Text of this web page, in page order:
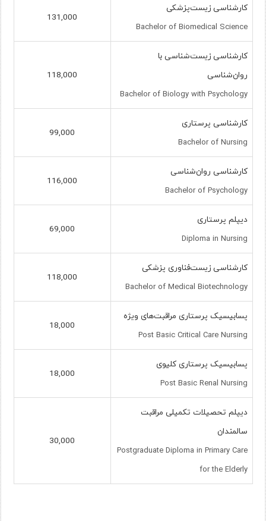
کارشناسی زیست‌پزشکی
Bachelor of Biomedical Science
131,000
کارشناسی زیست‌شناسی با
روان‌شناسی
Bachelor of Biology with Psychology
118,000
کارشناسی پرستاری
Bachelor of Nursing
99,000
کارشناسی روان‌شناسی
Bachelor of Psychology
116,000
دیپلم پرستاری
Diploma in Nursing
69,000
کارشناسی زیست‌فناوری پزشکی
Bachelor of Medical Biotechnology
118,000
پسابیسیک پرستاری مراقبت‌های ویژه
Post Basic Critical Care Nursing
18,000
پسابیسیک پرستاری کلیوی
Post Basic Renal Nursing
18,000
دیپلم تحصیلات تکمیلی مراقبت
سالمندان
Postgraduate Diploma in Primary Care
for the Elderly
30,000